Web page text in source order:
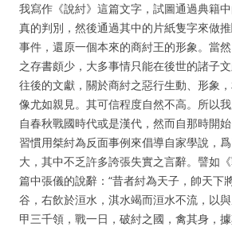
我寫作《說紂》這篇文字，試圖通過典籍
真的判別，然後通過其中的片紙隻字來做
事件，還原一個本來的商紂王的形象。當
之存書頗少，大多事情只能在後世的諸子
往後的文獻，關於商紂之惡行生動、形象
像尤如親見。其可信程度自然不高。所以
自春秋戰國時代或是漢代，然而自那時開
習慣用桀紂為反面事例來倡導自家學說，
大，其中不乏許多誇張失實之言辭。譬如
篇中張儀的說辭：“昔者紂為天子，帥天下
谷，右飲於洹水，淇水竭而洹水不流，以
甲三千領，戰一日，破紂之國，禽其身，